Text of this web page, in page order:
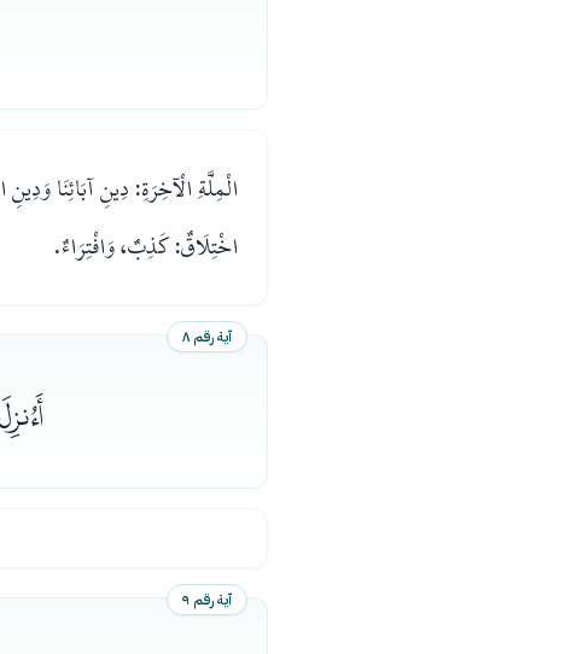
الْمِلَّةِ الْآخِرَةِ: دِينِ آبَائِنَا
اخْتِلَاقٌ: كَذِبٌ، وَافْتِرَاءٌ.
آية رقم ٨
آية رقم ٩